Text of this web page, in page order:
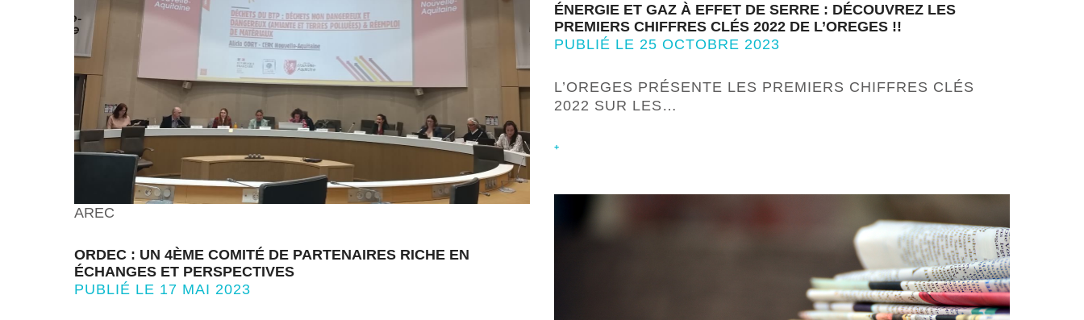
ÉNERGIE ET GAZ À EFFET DE SERRE : DÉCOUVREZ LES
PREMIERS CHIFFRES CLÉS 2022 DE L’OREGES !!
PUBLIÉ LE 25 OCTOBRE 2023
L’OREGES PRÉSENTE LES PREMIERS CHIFFRES CLÉS
2022 SUR LES…
+
AREC
ORDEC : UN 4ÈME COMITÉ DE PARTENAIRES RICHE EN
ÉCHANGES ET PERSPECTIVES
PUBLIÉ LE 17 MAI 2023